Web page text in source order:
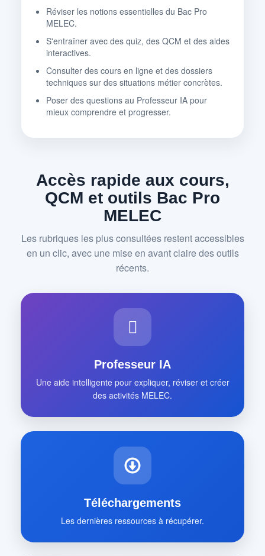
Réviser les notions essentielles du Bac Pro
MELEC.
S'entraîner avec des quiz, des QCM et des aides
interactives.
Consulter des cours en ligne et des dossiers
techniques sur des situations métier concrètes.
Poser des questions au Professeur IA pour
mieux comprendre et progresser.
Accès rapide aux cours,
QCM et outils Bac Pro
MELEC
Les rubriques les plus consultées restent accessibles
en un clic, avec une mise en avant claire des outils
récents.
Professeur IA
Une aide intelligente pour expliquer, réviser et créer
des activités MELEC.
Téléchargements
Les dernières ressources à récupérer.